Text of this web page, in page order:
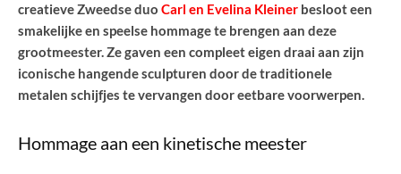
creatieve Zweedse duo Carl en Evelina Kleiner besloot een
smakelijke en speelse hommage te brengen aan deze
grootmeester. Ze gaven een compleet eigen draai aan zijn
iconische hangende sculpturen door de traditionele
metalen schijfjes te vervangen door eetbare voorwerpen.
Hommage aan een kinetische meester